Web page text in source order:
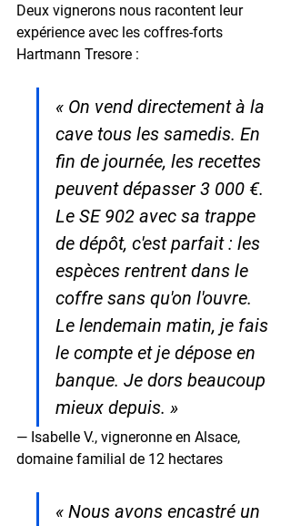
Deux vignerons nous racontent leur
expérience avec les coffres-forts
Hartmann Tresore :
« On vend directement à la
cave tous les samedis. En
fin de journée, les recettes
peuvent dépasser 3 000 €.
Le SE 902 avec sa trappe
de dépôt, c'est parfait : les
espèces rentrent dans le
coffre sans qu'on l'ouvre.
Le lendemain matin, je fais
le compte et je dépose en
banque. Je dors beaucoup
mieux depuis. »
— Isabelle V., vigneronne en Alsace,
domaine familial de 12 hectares
« Nous avons encastré un